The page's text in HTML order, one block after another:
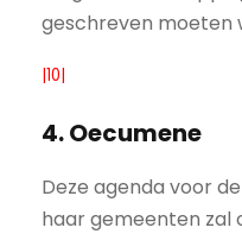
geschreven moeten
|10|
4. Oecumene
Deze agenda voor
haar gemeenten zal